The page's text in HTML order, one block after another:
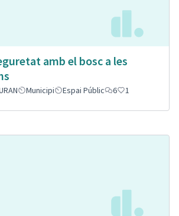
amb el bosc a les
Municipi Espai Públic 6 1